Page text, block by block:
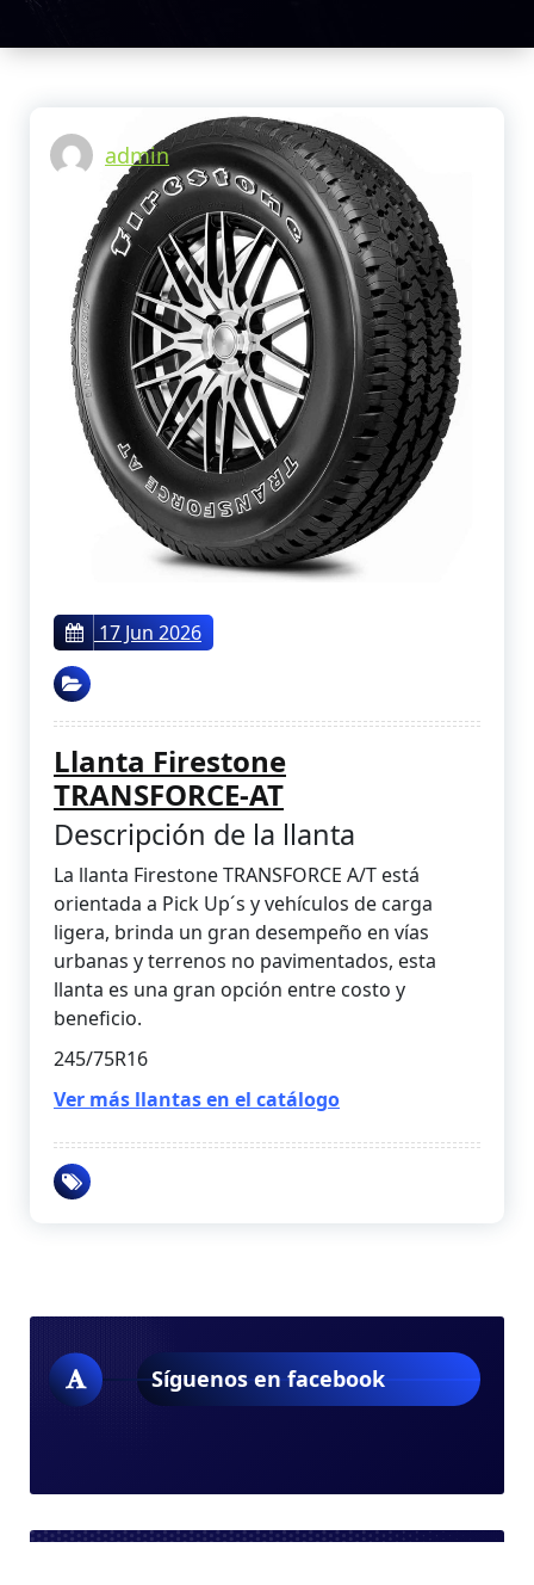
Llantero
Para Camión
admin
17 Jun 2026
Llanta Firestone
TRANSFORCE-AT
Descripción de la llanta
La llanta Firestone TRANSFORCE A/T está
orientada a Pick Up´s y vehículos de carga
ligera, brinda un gran desempeño en vías
urbanas y terrenos no pavimentados, esta
llanta es una gran opción entre costo y
beneficio.
245/75R16
Ver más llantas en el catálogo
Síguenos en facebook